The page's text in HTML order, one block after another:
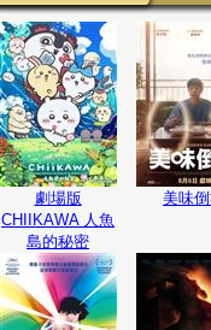
劇場版
CHIIKAWA 人魚
島的秘密
美味